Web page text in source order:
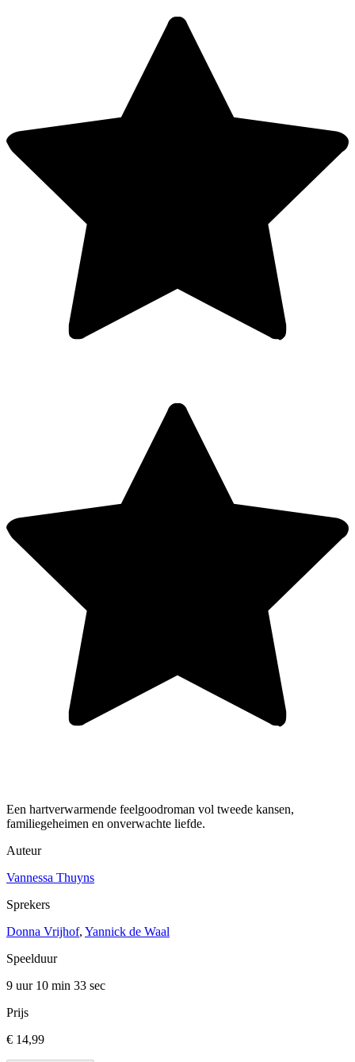
Een hartverwarmende feelgoodroman vol tweede kansen,
familiegeheimen en onverwachte liefde.
Auteur
Vannessa Thuyns
Sprekers
Donna Vrijhof, Yannick de Waal
Speelduur
9 uur 10 min 33 sec
Prijs
€ 14,99